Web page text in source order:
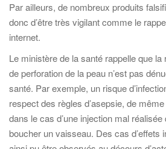
Par ailleurs, de nombreux produits
donc d’être très vigilant comme le
internet.
Le ministère de la santé rappelle que la
de perforation de la peau n’est pas
santé. Par exemple, un risque
respect des règles d’asepsie, de
dans le cas d’une injection mal
boucher un vaisseau. Des cas d’effets